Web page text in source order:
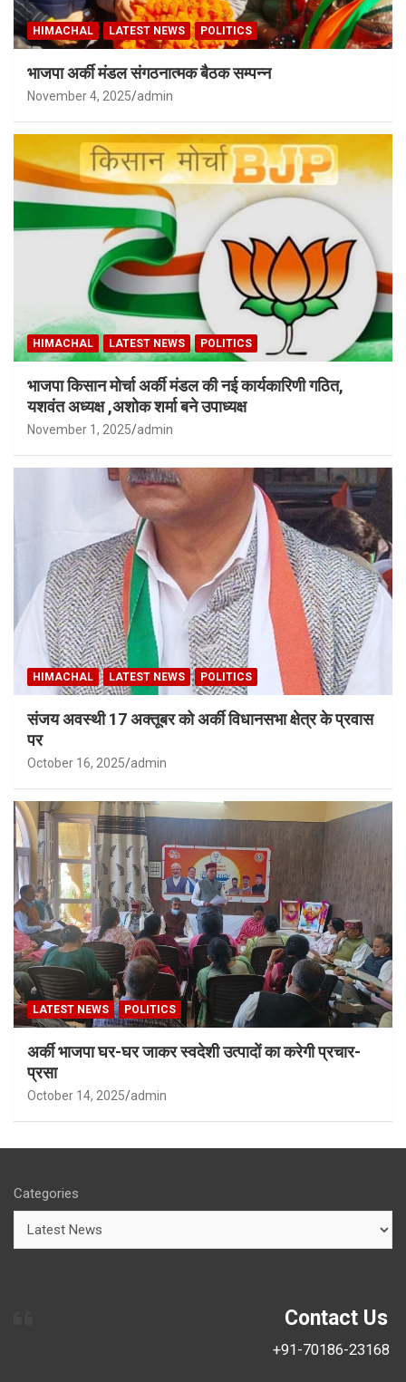
HIMACHAL LATEST NEWS POLITICS
भाजपा अर्की मंडल संगठनात्मक बैठक सम्पन्न
November 4, 2025 admin
HIMACHAL LATEST NEWS POLITICS
भाजपा किसान मोर्चा अर्की मंडल की नई कार्यकारिणी गठित,
यशवंत अध्यक्ष ,अशोक शर्मा बने उपाध्यक्ष
November 1, 2025 admin
HIMACHAL LATEST NEWS POLITICS
संजय अवस्थी 17 अक्तूबर को अर्की विधानसभा क्षेत्र के प्रवास
पर
October 16, 2025 admin
LATEST NEWS POLITICS
अर्की भाजपा घर-घर जाकर स्वदेशी उत्पादों का करेगी प्रचार-
प्रसा
October 14, 2025 admin
Categories
Contact Us
+91-70186-23168